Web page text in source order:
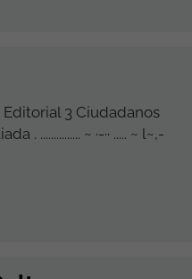
3 Ciudadanos
. ............... ~ ·-·· ..... ~ l~,-